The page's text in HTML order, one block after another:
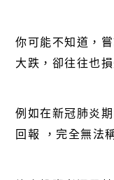
你可能不知道，
大跌，卻往往也
例如在新冠肺炎
回報
，完全無法